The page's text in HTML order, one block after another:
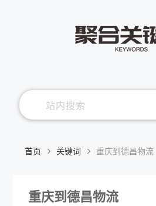
首页 关键词 重庆到德昌物流
重庆到德昌物流